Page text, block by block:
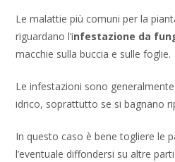
Le malattie più comuni per la
riguardano l’infestazione da
macchie sulla buccia e sulle foglie.
Le infestazioni sono
idrico, soprattutto se si bagnano
In questo caso è bene togliere le
l’eventuale diffondersi su altre